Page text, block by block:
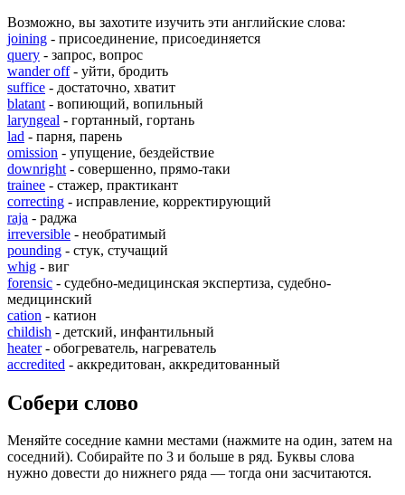
Возможно, вы захотите изучить эти английские слова:
joining - присоединение, присоединяется
query - запрос, вопрос
wander off- уйти, бродить
suffice - достаточно, хватит
blatant - вопиющий, вопильный
laryngeal - гортанный, гортань
lad - парня, парень
omission - упущение, бездействие
downright - совершенно, прямо-таки
trainee - стажер, практикант
correcting - исправление, корректирующий
raja - раджа
irreversible - необратимый
pounding - стук, стучащий
whig - виг
forensic - судебно-медицинская экспертиза, судебно-
медицинский
cation - катион
childish - детский, инфантильный
heater- обогреватель, нагреватель
accredited - аккредитован, аккредитованный
Собери слово
Меняйте соседние камни местами (нажмите на один, затем на
соседний). Собирайте по 3 и больше в ряд. Буквы слова
нужно довести до нижнего ряда — тогда они засчитаются.